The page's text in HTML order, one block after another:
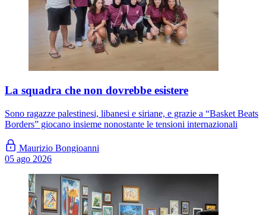
La squadra che non dovrebbe esistere
Sono ragazze palestinesi, libanesi e siriane, e grazie a “Basket Beats
Borders” giocano insieme nonostante le tensioni internazionali
Maurizio Bongioanni
05 ago 2026